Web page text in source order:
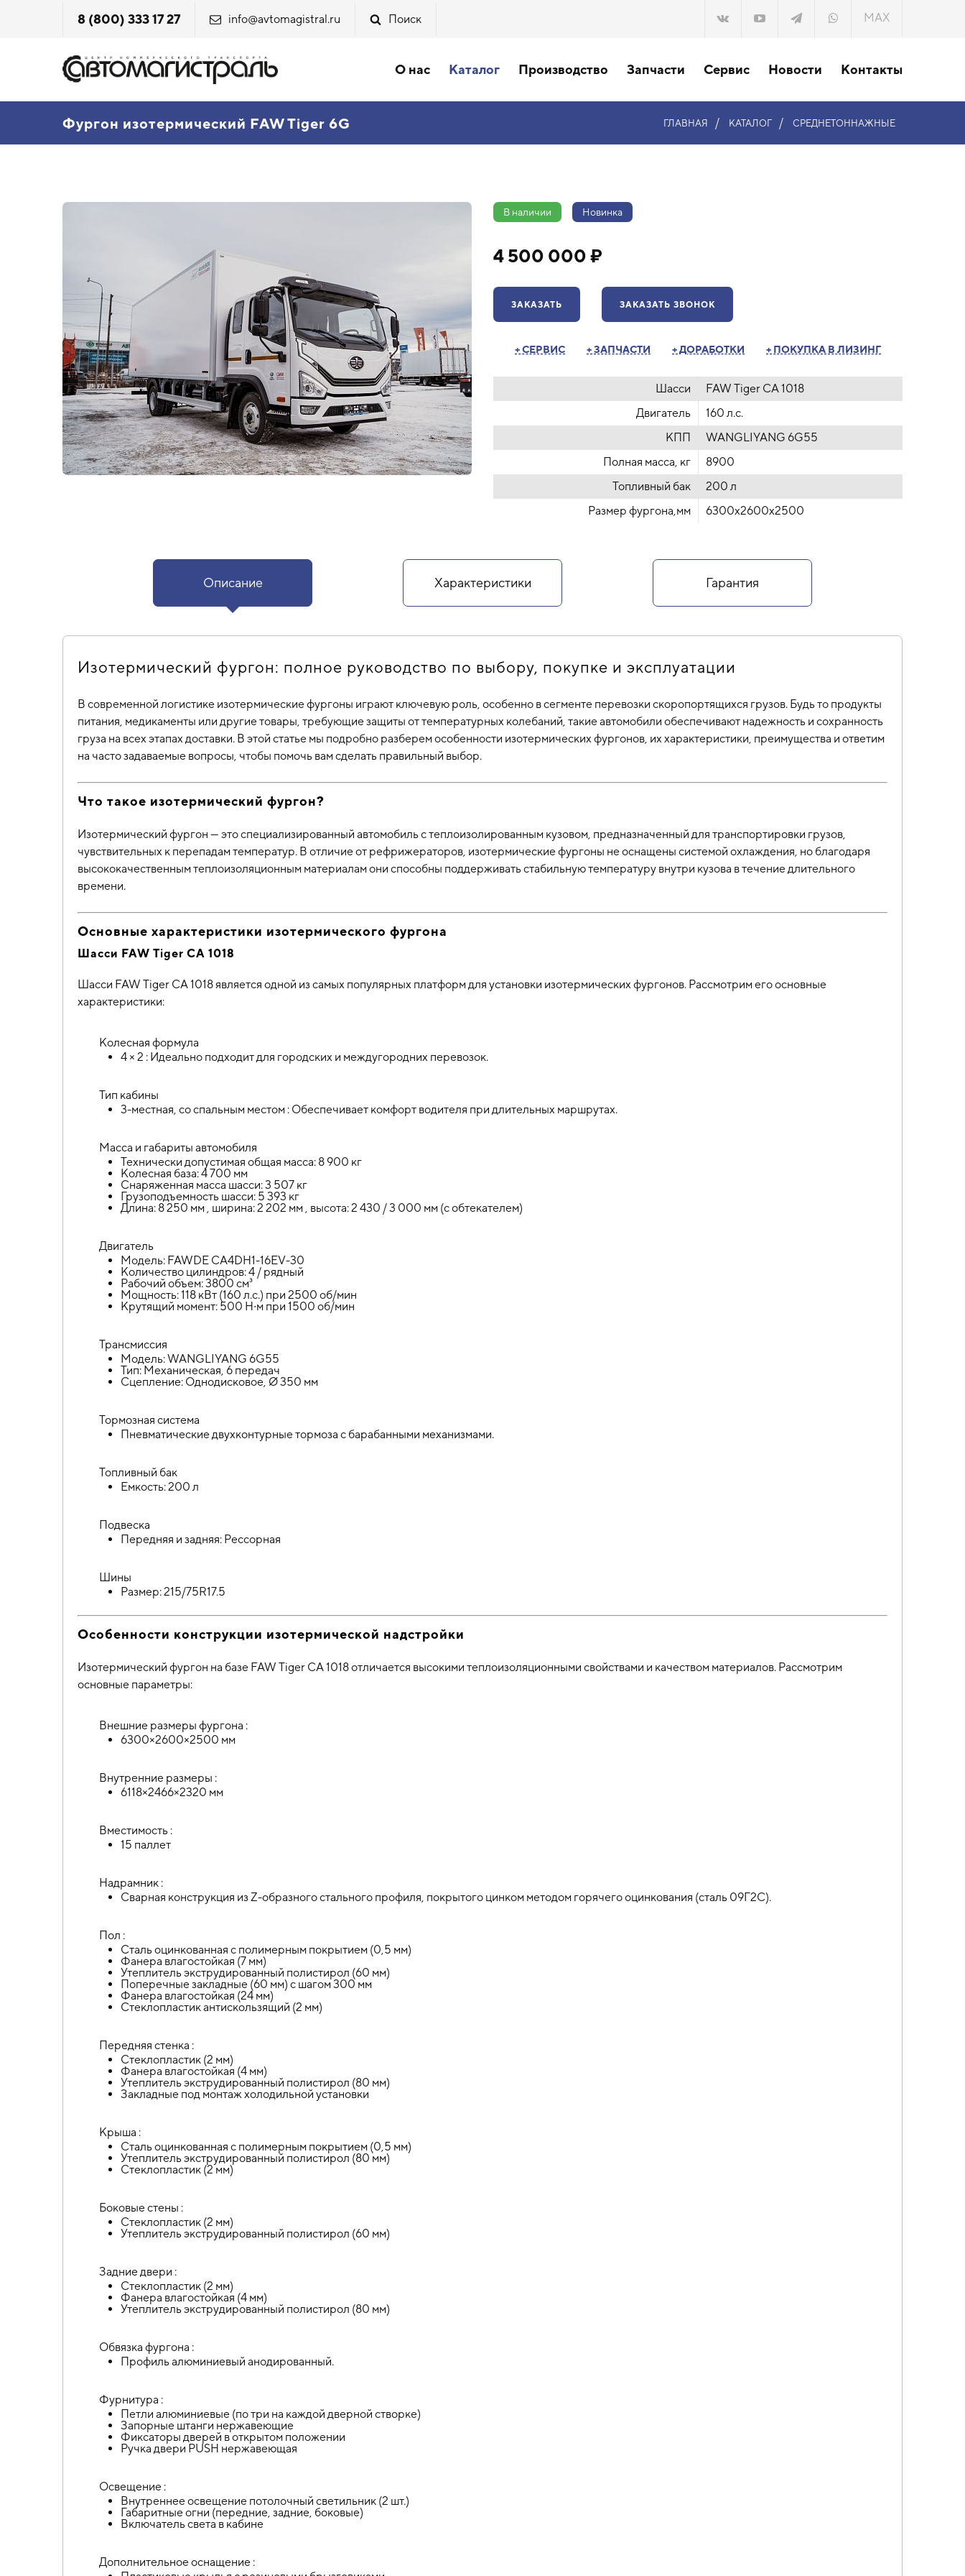
8 (800) 333 17 27 info@avtomagistral.ru Поиск MAX
О нас Каталог Производство Запчасти Сервис Новости Контакты
Фургон изотермический FAW Tiger 6G ГЛАВНАЯ / КАТАЛОГ / СРЕДНЕТОННАЖНЫЕ
В наличии Новинка
4 500 000 ₽
ЗАКАЗАТЬ ЗАКАЗАТЬ ЗВОНОК
+ СЕРВИС + ЗАПЧАСТИ + ДОРАБОТКИ + ПОКУПКА В ЛИЗИНГ
Шасси
FAW Tiger СА 1018
Двигатель
160 л.с.
КПП
WANGLIYANG 6G55
Полная масса, кг
8900
Топливный бак
200 л
Размер фургона,мм
6300х2600х2500
Описание Характеристики Гарантия
Изотермический фургон: полное руководство по выбору, покупке и эксплуатации
В современной логистике изотермические фургоны играют ключевую роль, особенно в сегменте перевозки скоропортящихся грузов. Будь то продукты
питания, медикаменты или другие товары, требующие защиты от температурных колебаний, такие автомобили обеспечивают надежность и сохранность
груза на всех этапах доставки. В этой статье мы подробно разберем особенности изотермических фургонов, их характеристики, преимущества и ответим
на часто задаваемые вопросы, чтобы помочь вам сделать правильный выбор.
Что такое изотермический фургон?
Изотермический фургон — это специализированный автомобиль с теплоизолированным кузовом, предназначенный для транспортировки грузов,
чувствительных к перепадам температур. В отличие от рефрижераторов, изотермические фургоны не оснащены системой охлаждения, но благодаря
высококачественным теплоизоляционным материалам они способны поддерживать стабильную температуру внутри кузова в течение длительного
времени.
Основные характеристики изотермического фургона
Шасси FAW Tiger СА 1018
Шасси FAW Tiger СА 1018 является одной из самых популярных платформ для установки изотермических фургонов. Рассмотрим его основные
характеристики:
Колесная формула
4 × 2 : Идеально подходит для городских и междугородних перевозок.
Тип кабины
3-местная, со спальным местом : Обеспечивает комфорт водителя при длительных маршрутах.
Масса и габариты автомобиля
Технически допустимая общая масса: 8 900 кг
Колесная база: 4 700 мм
Снаряженная масса шасси: 3 507 кг
Грузоподъемность шасси: 5 393 кг
Длина: 8 250 мм , ширина: 2 202 мм , высота: 2 430 / 3 000 мм (с обтекателем)
Двигатель
Модель: FAWDE CA4DH1-16EV-30
Количество цилиндров: 4 / рядный
Рабочий объем: 3800 см³
Мощность: 118 кВт (160 л.с.) при 2500 об/мин
Крутящий момент: 500 Н∙м при 1500 об/мин
Трансмиссия
Модель: WANGLIYANG 6G55
Тип: Механическая, 6 передач
Сцепление: Однодисковое, Ø 350 мм
Тормозная система
Пневматические двухконтурные тормоза с барабанными механизмами.
Топливный бак
Емкость: 200 л
Подвеска
Передняя и задняя: Рессорная
Шины
Размер: 215/75R17.5
Особенности конструкции изотермической надстройки
Изотермический фургон на базе FAW Tiger СА 1018 отличается высокими теплоизоляционными свойствами и качеством материалов. Рассмотрим
основные параметры:
Внешние размеры фургона :
6300×2600×2500 мм
Внутренние размеры :
6118×2466×2320 мм
Вместимость :
15 паллет
Надрамник :
Сварная конструкция из Z-образного стального профиля, покрытого цинком методом горячего оцинкования (сталь 09Г2С).
Пол :
Сталь оцинкованная с полимерным покрытием (0,5 мм)
Фанера влагостойкая (7 мм)
Утеплитель экструдированный полистирол (60 мм)
Поперечные закладные (60 мм) с шагом 300 мм
Фанера влагостойкая (24 мм)
Стеклопластик антискользящий (2 мм)
Передняя стенка :
Стеклопластик (2 мм)
Фанера влагостойкая (4 мм)
Утеплитель экструдированный полистирол (80 мм)
Закладные под монтаж холодильной установки
Крыша :
Сталь оцинкованная с полимерным покрытием (0,5 мм)
Утеплитель экструдированный полистирол (80 мм)
Стеклопластик (2 мм)
Боковые стены :
Стеклопластик (2 мм)
Утеплитель экструдированный полистирол (60 мм)
Задние двери :
Стеклопластик (2 мм)
Фанера влагостойкая (4 мм)
Утеплитель экструдированный полистирол (80 мм)
Обвязка фургона :
Профиль алюминиевый анодированный.
Фурнитура :
Петли алюминиевые (по три на каждой дверной створке)
Запорные штанги нержавеющие
Фиксаторы дверей в открытом положении
Ручка двери PUSH нержавеющая
Освещение :
Внутреннее освещение потолочный светильник (2 шт.)
Габаритные огни (передние, задние, боковые)
Включатель света в кабине
Дополнительное оснащение :